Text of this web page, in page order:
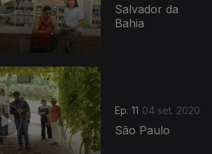
Salvador da
Bahia
Ep. 11 04 set. 2020
São Paulo